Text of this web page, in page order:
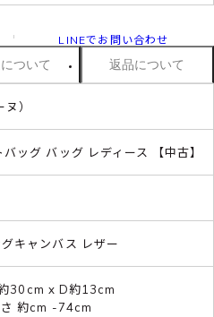
LINEでお問い合わせ
ついて 返品について
）
ッグ バッグ レディース 【中古】
キャンバス レザー
30cm x D約13cm
さ 約cm -74cm